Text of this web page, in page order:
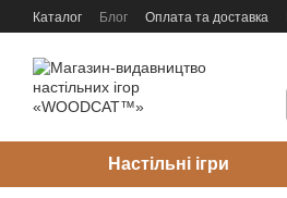
Перейти до основного контенту
Каталог Блог Оплата та доставка
Настільні ігри